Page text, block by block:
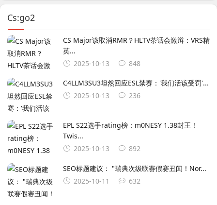
Cs:go2
CS Major该取消RMR？HLTV茶话会激辩：VRS精
英...
2025-10-13
848
C4LLM3SU3坦然回应ESL禁赛：'我们活该受罚'...
2025-10-13
236
EPL S22选手rating榜：m0NESY 1.38封王！
Twis...
2025-10-13
892
SEO标题建议： ‌"瑞典次级联赛假赛丑闻！Nor...
2025-10-11
632